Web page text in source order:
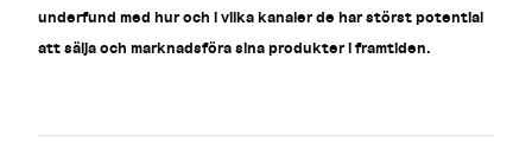
underfund med hur och i vilka kanaler de har störst potential
att sälja och marknadsföra sina produkter i framtiden.